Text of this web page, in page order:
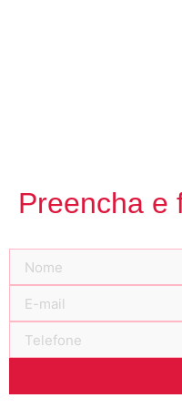
Preencha e